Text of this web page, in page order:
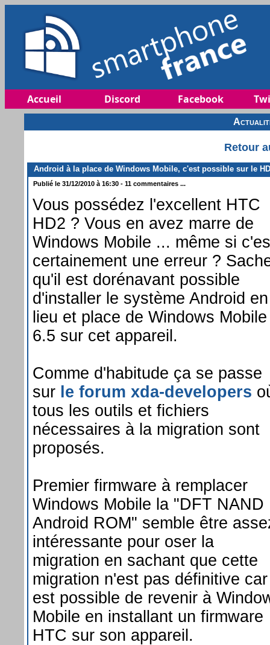
Accueil Discord Facebook
Retour
Android à la place de Windows Mobile, c'est possible sur le
Publié le 31/12/2010 à 16:30 - 11 commentaires ...
Vous possédez l'excellent HTC
HD2 ? Vous en avez marre de
Windows Mobile ... même si
certainement une erreur ?
qu'il est dorénavant possible
d'installer le système Android en
lieu et place de Windows Mobile
6.5 sur cet appareil.
Comme d'habitude ça se passe
sur le forum xda-developers
tous les outils et fichiers
nécessaires à la migration sont
proposés.
Premier firmware à remplacer
Windows Mobile la "DFT NAND
Android ROM" semble être
intéressante pour oser la
migration en sachant que cette
migration n'est pas définitive
est possible de revenir à
Mobile en installant un firmware
HTC sur son appareil.